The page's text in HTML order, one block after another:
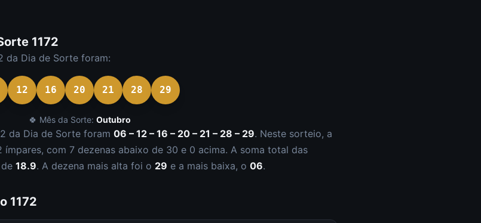
1172
da Dia de Sorte foram:
12 16 20 21 28 29
🍀 Mês da Sorte: Outubro
da Dia de Sorte foram 06 – 12 – 16 – 20 – 21 – 28 – 29. Neste sorteio, a
ímpares, com 7 dezenas abaixo de 30 e 0 acima. A soma total das
18.9. A dezena mais alta foi o 29 e a mais baixa, o 06.
1172